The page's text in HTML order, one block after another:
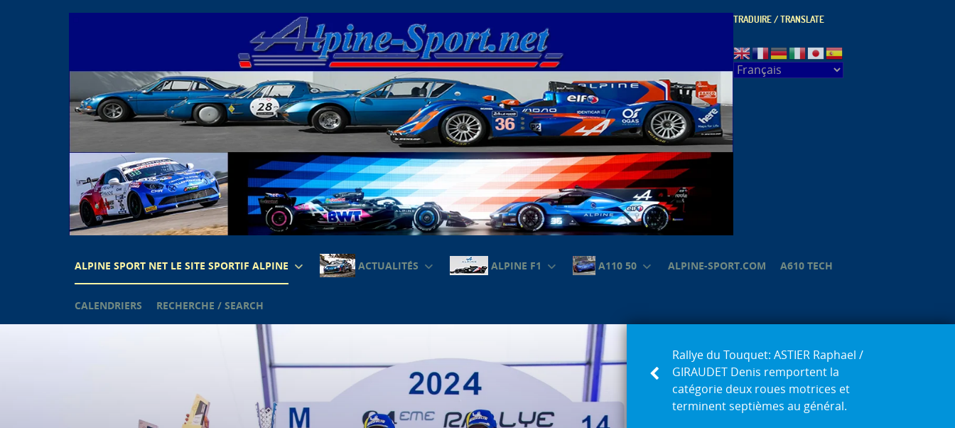
TRADUIRE / TRANSLATE
ALPINE SPORT NET LE SITE SPORTIF ALPINE ACTUALITÉS ALPINE F1 A110 50 ALPINE-SPORT.COM A610 TECH
CALENDRIERS RECHERCHE / SEARCH
Rallye du Touquet: ASTIER Raphael /
GIRAUDET Denis remportent la
catégorie deux roues motrices et
terminent septièmes au général.